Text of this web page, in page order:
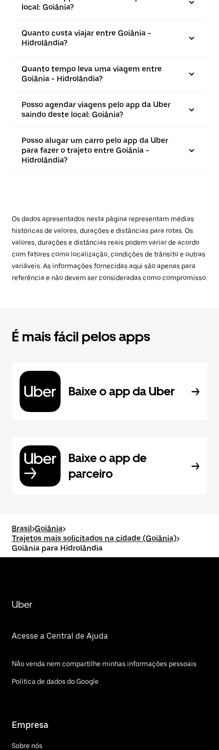
local: Goiânia?
Quanto custa viajar entre Goiânia -
Hidrolândia?
Quanto tempo leva uma viagem entre
Goiânia - Hidrolândia?
Posso agendar viagens pelo app da Uber
saindo deste local: Goiânia?
Posso alugar um carro pelo app da Uber
para fazer o trajeto entre Goiânia -
Hidrolândia?
Os dados apresentados nesta página representam médias
históricas de valores, durações e distâncias para rotas. Os
valores, durações e distâncias reais podem variar de acordo
com fatores como localização, condições de trânsito e outras
variáveis. As informações fornecidas aqui são apenas para
referência e não devem ser consideradas como compromisso.
É mais fácil pelos apps
Baixe o app da Uber
Baixe o app de
parceiro
Brasil>Goiânia>
Trajetos mais solicitados na cidade (Goiânia)>
Goiânia para Hidrolândia
Uber
Acesse a Central de Ajuda
Não venda nem compartilhe minhas informações pessoais
Política de dados do Google
Empresa
Sobre nós